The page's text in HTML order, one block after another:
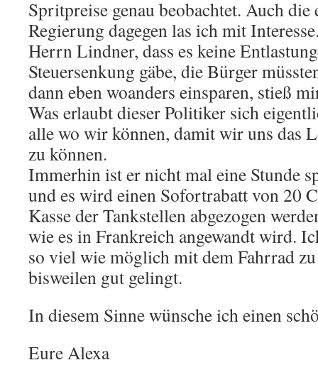
Spritpreise genau beobachtet. Auch
Regierung dagegen las ich mit
Herrn Lindner, dass es keine
Steuersenkung gäbe, die Bürger
dann eben woanders einsparen, stieß
Was erlaubt dieser Politiker sich
alle wo wir können, damit wir uns das
zu können.
Immerhin ist er nicht mal eine Stunde
und es wird einen Sofortrabatt von 20
Kasse der Tankstellen abgezogen
wie es in Frankreich angewandt wird.
so viel wie möglich mit dem Fahrrad
bisweilen gut gelingt.
In diesem Sinne wünsche ich einen
Eure Alexa